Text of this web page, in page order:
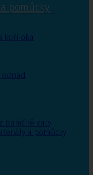
pomůcky
kuří oka
buničité vaty
a pomůcky